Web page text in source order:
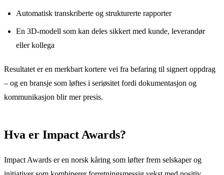
Automatisk transkriberte og strukturerte rapporter
En 3D-modell som kan deles sikkert med kunde, leverandør
eller kollega
Resultatet er en merkbart kortere vei fra befaring til signert oppdrag
– og en bransje som løftes i seriøsitet fordi dokumentasjon og
kommunikasjon blir mer presis.
Hva er Impact Awards?
Impact Awards er en norsk kåring som løfter frem selskaper og